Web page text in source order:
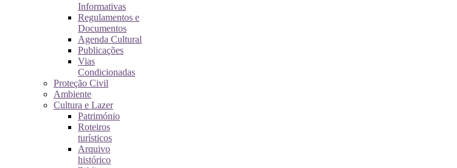
Informativas
Regulamentos e
Documentos
Agenda Cultural
Publicações
Vias
Condicionadas
Proteção Civil
Ambiente
Cultura e Lazer
Património
Roteiros
turísticos
Arquivo
histórico